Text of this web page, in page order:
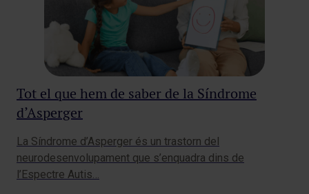
Tot el que hem de saber de la Síndrome
d’Asperger
La Síndrome d’Asperger és un trastorn del
neurodesenvolupament que s’enquadra dins de
l’Espectre Autis…